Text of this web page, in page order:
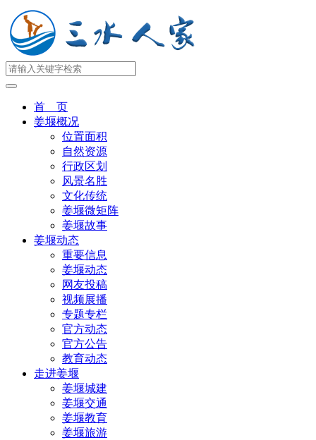
首 页
姜堰概况
位置面积
自然资源
行政区划
风景名胜
文化传统
姜堰微矩阵
姜堰故事
姜堰动态
重要信息
姜堰动态
网友投稿
视频展播
专题专栏
官方动态
官方公告
教育动态
走进姜堰
姜堰城建
姜堰交通
姜堰教育
姜堰旅游